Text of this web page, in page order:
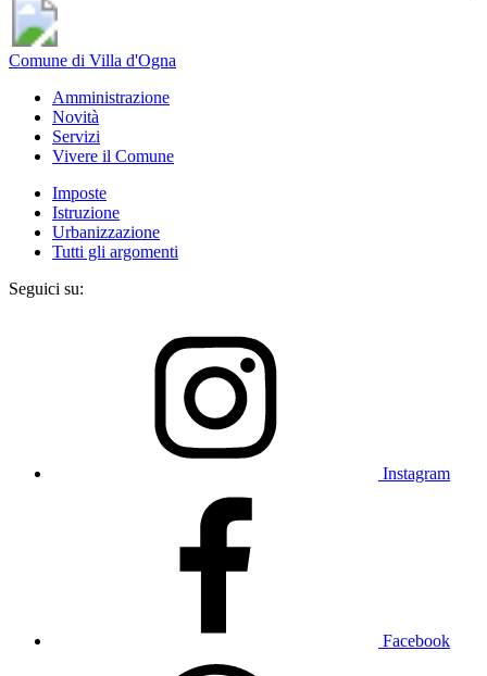
Comune di Villa d'Ogna
Amministrazione
Novità
Servizi
Vivere il Comune
Imposte
Istruzione
Urbanizzazione
Tutti gli argomenti
Seguici su:
Instagram
Facebook